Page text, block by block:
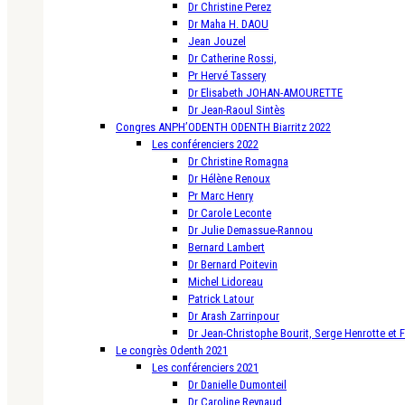
Dr Christine Perez
Dr Maha H. DAOU
Jean Jouzel
Dr Catherine Rossi,
Pr Hervé Tassery
Dr Elisabeth JOHAN-AMOURETTE
Dr Jean-Raoul Sintès
Congres ANPH’ODENTH ODENTH Biarritz 2022
Les conférenciers 2022
Dr Christine Romagna
Dr Hélène Renoux
Pr Marc Henry
Dr Carole Leconte
Dr Julie Demassue-Rannou
Bernard Lambert
Dr Bernard Poitevin
Michel Lidoreau
Patrick Latour
Dr Arash Zarrinpour
Dr Jean-Christophe Bourit, Serge Henrotte et
Le congrès Odenth 2021
Les conférenciers 2021
Dr Danielle Dumonteil
Dr Caroline Reynaud